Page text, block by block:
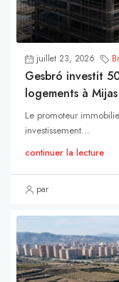
juillet 23, 2026
Gesbró investit
logements à
Le promoteur
investissement...
continuer la lecture
par